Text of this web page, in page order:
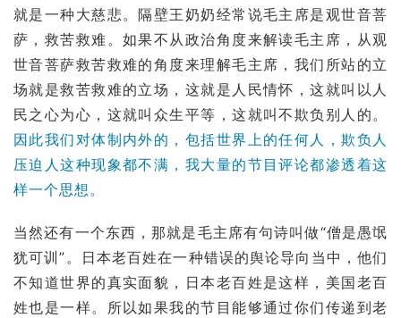
就是一种大慈悲。隔壁王奶奶经常说毛主席是观世音菩
萨 ，救苦救难。如果不从政治角度来解读毛主席，从观
世音菩萨救苦救难的角度来理解毛主席，我们所站的立
场就是救苦救难的立场，这就是人民情怀，这就叫以人
民之心为心，这就叫众生平等，这就叫不欺负别人的。
因此我们对体制内外的，包括世界上的任何人，欺负人
压迫人这种现象都不满，我大量的节目评论都渗透着这
样一个思想。
当然还有一个东西，那就是毛主席有句诗叫做“僧是愚氓
犹可训”。日本老百姓在一种错误的舆论导向当中，他们
不知道世界的真实面貌，日本老百姓是这样，美国老百
姓也是一样。所以如果我的节目能够通过你们传递到老